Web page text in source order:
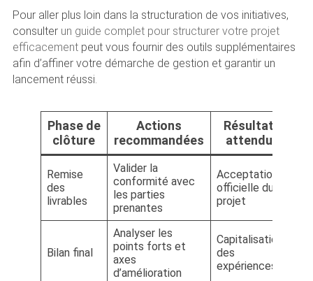
Pour aller plus loin dans la structuration de vos initiatives,
consulter un guide complet pour structurer votre projet
efficacementpeut vous fournir des outils supplémentaires
afin d’affiner votre démarche de gestion et garantir un
lancement réussi.
Phase de
clôture
Actions
recommandées
Résultats
attendus
Remise
des
livrables
Valider la
conformité avec
les parties
prenantes
Acceptation
officielle du
projet
Bilan final
Analyser les
points forts et
axes
d’amélioration
Capitalisation
des
expériences